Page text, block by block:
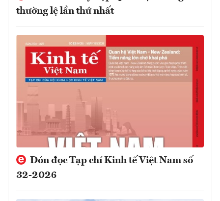
thường lệ lần thứ nhất
Đón đọc Tạp chí Kinh tế Việt Nam số
32-2026